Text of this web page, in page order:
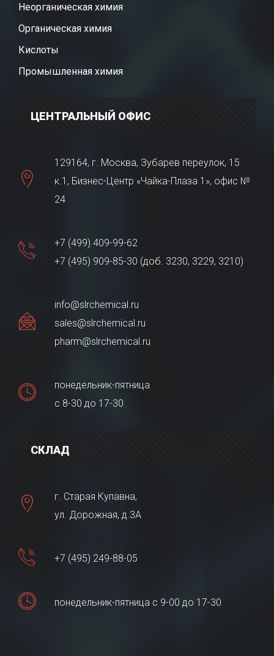
Неорганическая химия
Органическая химия
Кислоты
Промышленная химия
ЦЕНТРАЛЬНЫЙ ОФИС
129164, г. Москва, Зубарев переулок, 15
к.1, Бизнес-Центр «Чайка-Плаза 1», офис №
24
+7 (499) 409-99-62
+7 (495) 909-85-30 (доб. 3230, 3229, 3210)
info@slrchemical.ru
sales@slrchemical.ru
pharm@slrchemical.ru
понедельник-пятница
с 8-30 до 17-30
СКЛАД
г. Старая Купавна,
ул. Дорожная, д.3А
+7 (495) 249-88-05
понедельник-пятница с 9-00 до 17-30